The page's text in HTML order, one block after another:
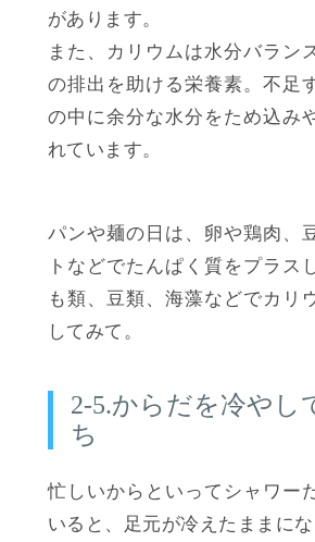
があります。
また、カリウムは水分バラン
の排出を助ける栄養素。不足
の中に余分な水分をため込み
れています。
パンや麺の日は、卵や鶏肉、
トなどでたんぱく質をプラス
も類、豆類、海藻などでカリ
してみて。
2-5.からだを冷やし
ち
忙しいからといってシャワー
いると、足元が冷えたままにな